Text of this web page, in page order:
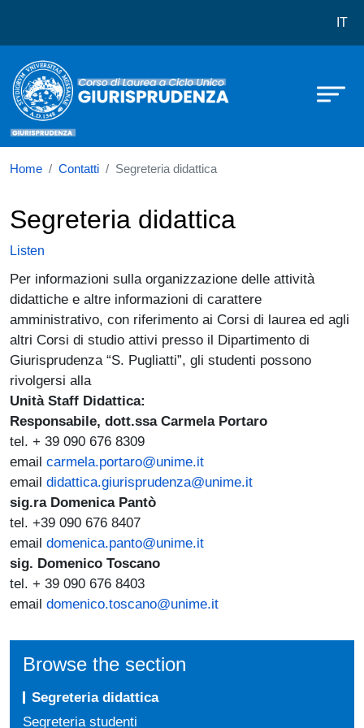
Corso di laurea in Giurisprudenza
IT
Home Contatti Segreteria didattica
Segreteria didattica
Listen
Per informazioni sulla organizzazione delle attività
didattiche e altre informazioni di carattere
amministrativo, con riferimento ai Corsi di laurea ed agli
altri Corsi di studio attivi presso il Dipartimento di
Giurisprudenza “S. Pugliatti”, gli studenti possono
rivolgersi alla
Unità Staff Didattica:
Responsabile, dott.ssa Carmela Portaro
tel. + 39 090 676 8309
email carmela.portaro@unime.it
email didattica.giurisprudenza@unime.it
sig.ra Domenica Pantò
tel. +39 090 676 8407
email domenica.panto@unime.it
sig. Domenico Toscano
tel. + 39 090 676 8403
email domenico.toscano@unime.it
Browse the section
Segreteria didattica
Segreteria studenti